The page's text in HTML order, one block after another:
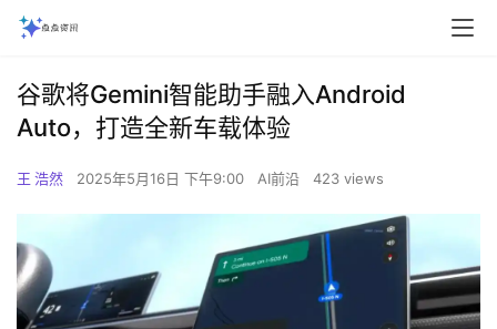
谷歌将Gemini智能助手融入Android
Auto，打造全新车载体验
王 浩然 2025年5月16日 下午9:00 AI前沿 423 views